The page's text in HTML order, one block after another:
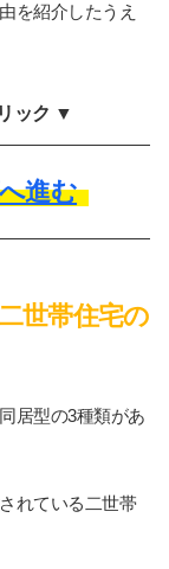
を紹介したうえ
ック ▼
進む
世帯住宅の
居型の3種類があ
れている二世帯